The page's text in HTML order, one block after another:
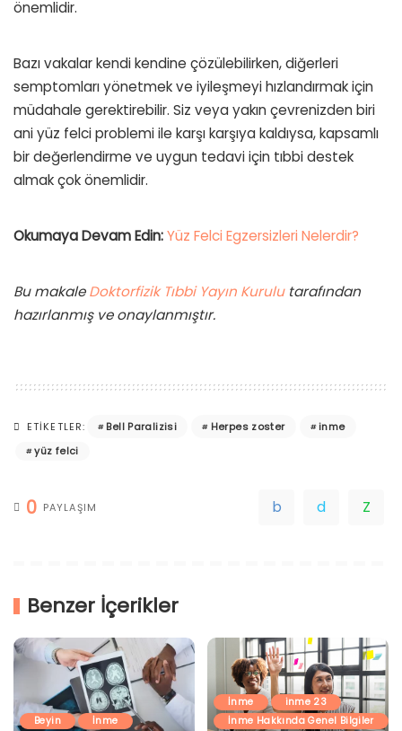
önemlidir.
Bazı vakalar kendi kendine çözülebilirken, diğerleri
semptomları yönetmek ve iyileşmeyi hızlandırmak için
müdahale gerektirebilir. Siz veya yakın çevrenizden biri
ani yüz felci problemi ile karşı karşıya kaldıysa, kapsamlı
bir değerlendirme ve uygun tedavi için tıbbi destek
almak çok önemlidir.
Okumaya Devam Edin:Yüz Felci Egzersizleri Nelerdir?
Bu makaleDoktorfizik Tıbbi Yayın Kurulutarafından
hazırlanmış ve onaylanmıştır.
ETIKETLER: Bell Paralizisi Herpes zoster
inme
yüz felci
0 PAYLAŞIM
Benzer İçerikler
Beyin
İnme
İnme
inme 23
İnme Hakkında Genel Bilgiler